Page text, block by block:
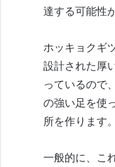
達する可能性
ホッキョクギ
設計された厚
っているので
の強い足を使
所を作ります。
一般的に、こ